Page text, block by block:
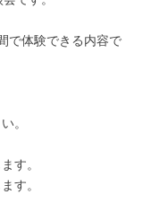
で体験できる内容で
。
す。
す。